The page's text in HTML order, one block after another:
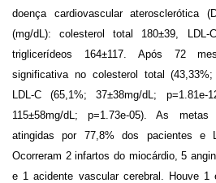
doença cardiovascular aterosclerótica
(mg/dL): colesterol total 180±39,
triglicerídeos 164±117. Após 72
significativa no colesterol total (43,33%;
LDL-C (65,1%; 37±38mg/dL;
115±58mg/dL; p=1.73e-05). As
atingidas por 77,8% dos pacientes e
Ocorreram 2 infartos do miocárdio, 5
e 1 acidente vascular cerebral. Houve 1